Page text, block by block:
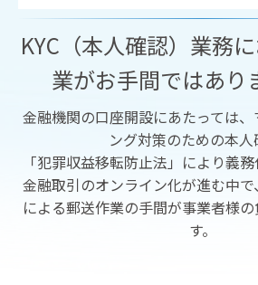
KYC（本人確認）業務
業がお手間ではあり
金融機関の口座開設にあたっては
ング対策のための本人
「犯罪収益移転防止法」により義務
金融取引のオンライン化が進む中
による郵送作業の手間が事業者様
す。